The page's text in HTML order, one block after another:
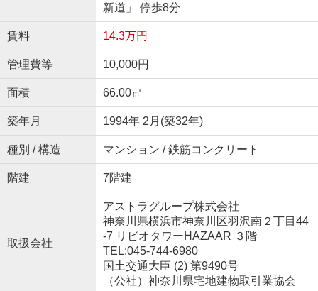
新道」 停歩8分
賃料 14.3万円
管理費等 10,000円
面積 66.00㎡
築年月 1994年 2月(築32年)
種別 / 構造 マンション / 鉄筋コンクリート
階建 7階建
取扱会社
アストラグループ株式会社
神奈川県横浜市神奈川区羽沢南２丁目44
-7 リビオタワーHAZAAR ３階
TEL:045-744-6980
国土交通大臣 (2) 第9490号
（公社）神奈川県宅地建物取引業協会